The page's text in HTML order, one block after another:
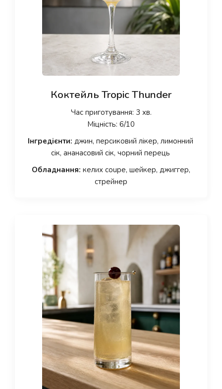
Коктейль Tropic Thunder
Час приготування: 3 хв.
Міцність: 6/10
Інгредієнти: джин, персиковий лікер, лимонний
сік, ананасовий сік, чорний перець
Обладнання: келих coupe, шейкер, джиггер,
стрейнер